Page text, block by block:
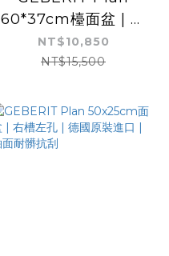
60*37cm檯面盆 | 德
國原裝進口 | 釉面耐髒
抗刮
NT$10,850
NT$15,500